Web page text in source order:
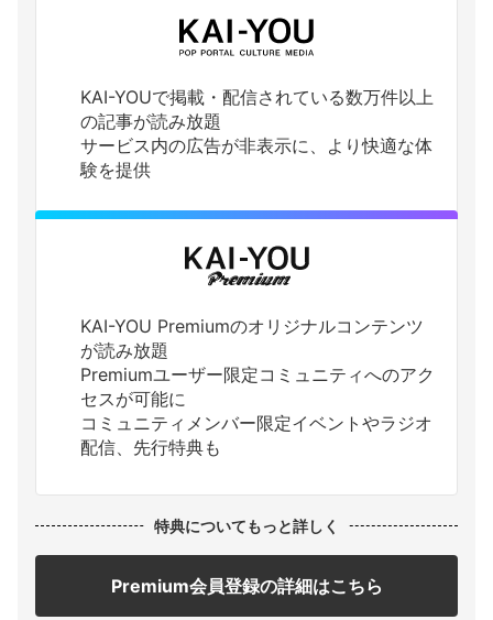
KAI-YOUで掲載・配信されている数万件以上
の記事が読み放題
サービス内の広告が非表示に、より快適な体
験を提供
KAI-YOU Premiumのオリジナルコンテンツ
が読み放題
Premiumユーザー限定コミュニティへのアク
セスが可能に
コミュニティメンバー限定イベントやラジオ
配信、先行特典も
特典についてもっと詳しく
Premium会員登録の詳細はこちら